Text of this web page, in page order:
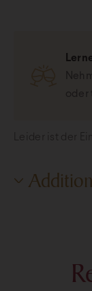
Leider ist der